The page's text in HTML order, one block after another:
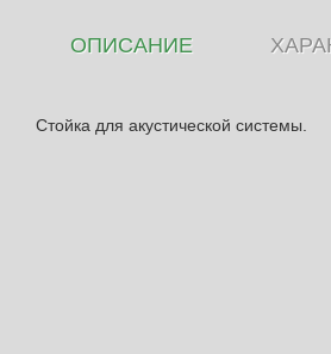
ОПИСАНИЕ
Стойка для акустической системы.